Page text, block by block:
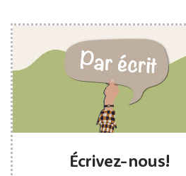
Écrivez-nous!